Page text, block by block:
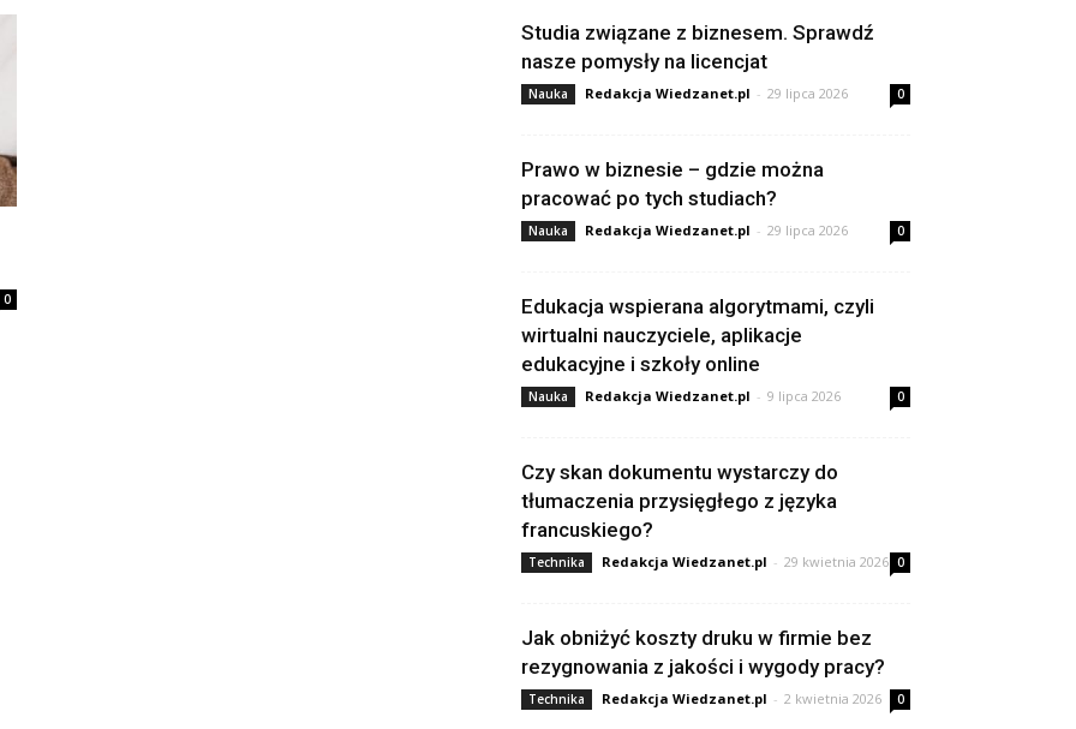
0
Studia związane z biznesem. Sprawdź
nasze pomysły na licencjat
Nauka Redakcja Wiedzanet.pl - 29 lipca 2026 0
Prawo w biznesie – gdzie można
pracować po tych studiach?
Nauka Redakcja Wiedzanet.pl - 29 lipca 2026 0
Edukacja wspierana algorytmami, czyli
wirtualni nauczyciele, aplikacje
edukacyjne i szkoły online
Nauka Redakcja Wiedzanet.pl - 9 lipca 2026 0
Czy skan dokumentu wystarczy do
tłumaczenia przysięgłego z języka
francuskiego?
Technika Redakcja Wiedzanet.pl - 29 kwietnia 2026 0
Jak obniżyć koszty druku w firmie bez
rezygnowania z jakości i wygody pracy?
Technika Redakcja Wiedzanet.pl - 2 kwietnia 2026 0